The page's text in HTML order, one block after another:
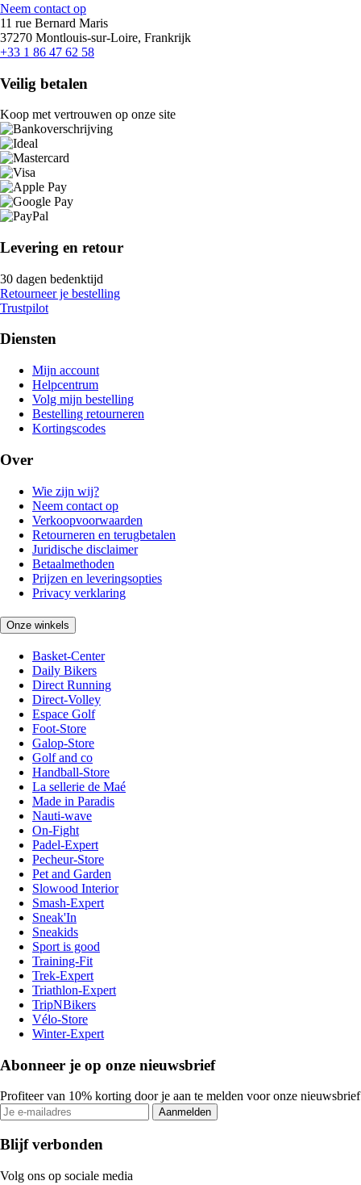
Neem contact op
11 rue Bernard Maris
37270 Montlouis-sur-Loire, Frankrijk
+33 1 86 47 62 58
Veilig betalen
Koop met vertrouwen op onze site
Levering en retour
30 dagen bedenktijd
Retourneer je bestelling
Trustpilot
Diensten
Mijn account
Helpcentrum
Volg mijn bestelling
Bestelling retourneren
Kortingscodes
Over
Wie zijn wij?
Neem contact op
Verkoopvoorwaarden
Retourneren en terugbetalen
Juridische disclaimer
Betaalmethoden
Prijzen en leveringsopties
Privacy verklaring
Onze winkels
Basket-Center
Daily Bikers
Direct Running
Direct-Volley
Espace Golf
Foot-Store
Galop-Store
Golf and co
Handball-Store
La sellerie de Maé
Made in Paradis
Nauti-wave
On-Fight
Padel-Expert
Pecheur-Store
Pet and Garden
Slowood Interior
Smash-Expert
Sneak'In
Sneakids
Sport is good
Training-Fit
Trek-Expert
Triathlon-Expert
TripNBikers
Vélo-Store
Winter-Expert
Abonneer je op onze nieuwsbrief
Profiteer van 10% korting door je aan te melden voor onze nieuwsbrief
Aanmelden
Blijf verbonden
Volg ons op sociale media